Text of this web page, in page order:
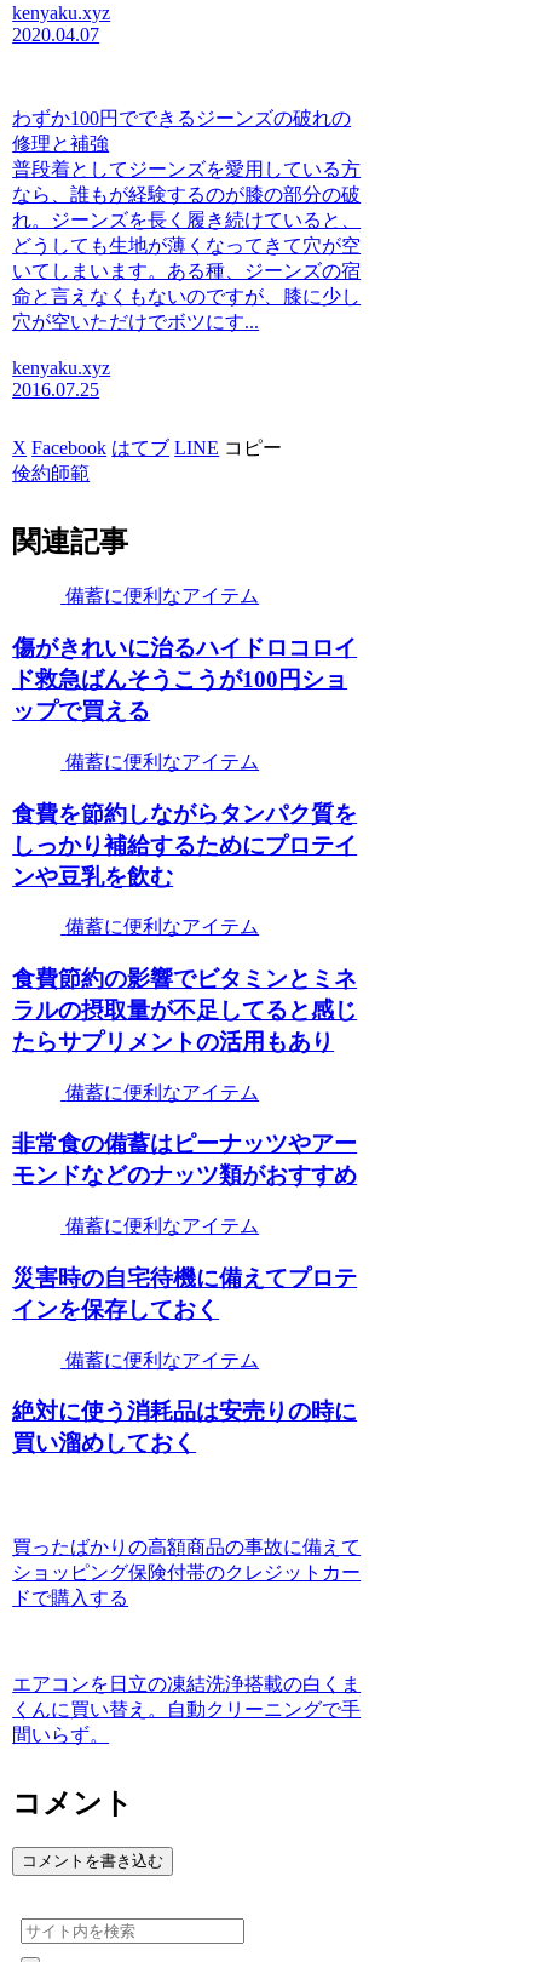
kenyaku.xyz
2020.04.07
わずか100円でできるジーンズの破れの
修理と補強
普段着としてジーンズを愛用している方
なら、誰もが経験するのが膝の部分の破
れ。ジーンズを長く履き続けていると、
どうしても生地が薄くなってきて穴が空
いてしまいます。ある種、ジーンズの宿
命と言えなくもないのですが、膝に少し
穴が空いただけでボツにす...
kenyaku.xyz
2016.07.25
X Facebook はてブ LINE コピー
倹約師範
関連記事
備蓄に便利なアイテム
傷がきれいに治るハイドロコロイ
ド救急ばんそうこうが100円ショ
ップで買える
備蓄に便利なアイテム
食費を節約しながらタンパク質を
しっかり補給するためにプロテイ
ンや豆乳を飲む
備蓄に便利なアイテム
食費節約の影響でビタミンとミネ
ラルの摂取量が不足してると感じ
たらサプリメントの活用もあり
備蓄に便利なアイテム
非常食の備蓄はピーナッツやアー
モンドなどのナッツ類がおすすめ
備蓄に便利なアイテム
災害時の自宅待機に備えてプロテ
インを保存しておく
備蓄に便利なアイテム
絶対に使う消耗品は安売りの時に
買い溜めしておく
買ったばかりの高額商品の事故に備えて
ショッピング保険付帯のクレジットカー
ドで購入する
エアコンを日立の凍結洗浄搭載の白くま
くんに買い替え。自動クリーニングで手
間いらず。
コメント
コメントを書き込む